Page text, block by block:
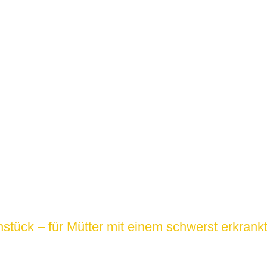
– für Mütter mit einem schwerst